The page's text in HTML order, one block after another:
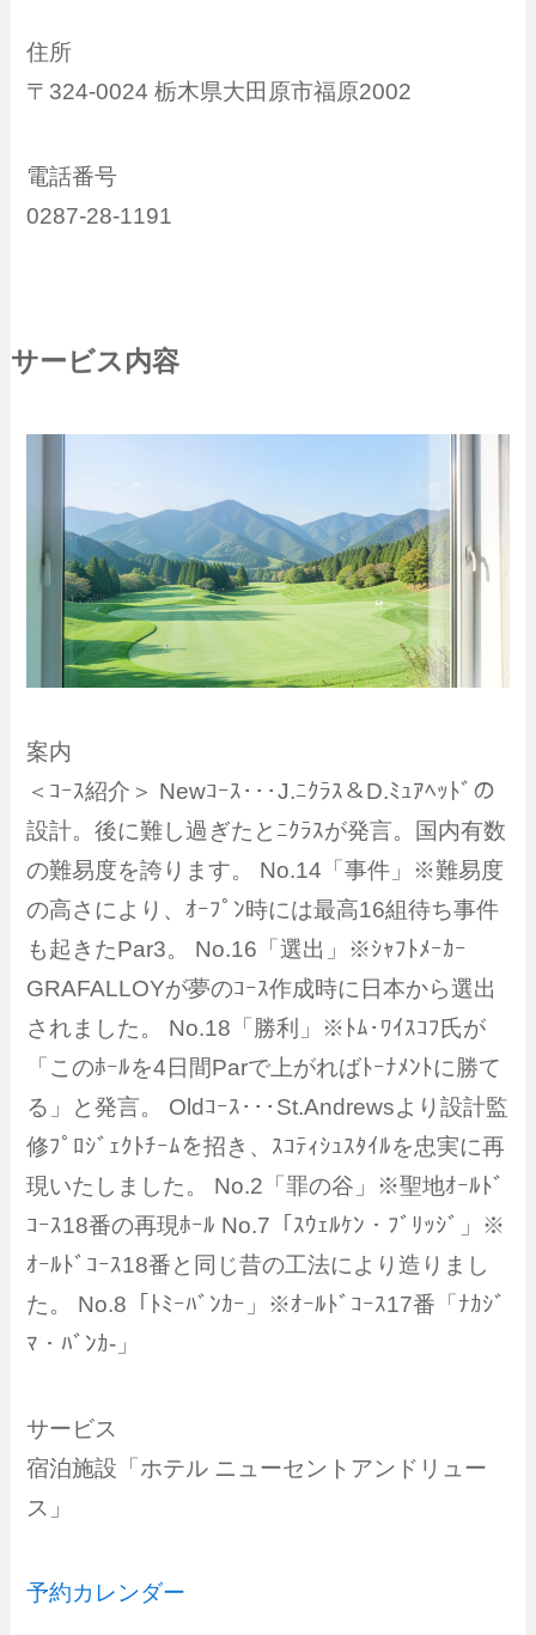
住所
〒324-0024 栃木県大田原市福原2002
電話番号
0287-28-1191
サービス内容
案内
＜ｺｰｽ紹介＞ Newｺｰｽ･･･J.ﾆｸﾗｽ＆D.ﾐｭｱﾍｯﾄﾞの
設計。後に難し過ぎたとﾆｸﾗｽが発言。国内有数
の難易度を誇ります。 No.14「事件」※難易度
の高さにより、ｵｰﾌﾟﾝ時には最高16組待ち事件
も起きたPar3。 No.16「選出」※ｼｬﾌﾄﾒｰｶｰ
GRAFALLOYが夢のｺｰｽ作成時に日本から選出
されました。 No.18「勝利」※ﾄﾑ･ﾜｲｽｺﾌ氏が
「このﾎｰﾙを4日間Parで上がればﾄｰﾅﾒﾝﾄに勝て
る」と発言。 Oldｺｰｽ･･･St.Andrewsより設計監
修ﾌﾟﾛｼﾞｪｸﾄﾁｰﾑを招き、ｽｺﾃｨｼｭｽﾀｲﾙを忠実に再
現いたしました。 No.2「罪の谷」※聖地ｵｰﾙﾄﾞ
ｺｰｽ18番の再現ﾎｰﾙ No.7「ｽｳｪﾙｹﾝ・ﾌﾞﾘｯｼﾞ」※
ｵｰﾙﾄﾞｺｰｽ18番と同じ昔の工法により造りまし
た。 No.8「ﾄﾐｰﾊﾞﾝｶｰ」※ｵｰﾙﾄﾞｺｰｽ17番「ﾅｶｼﾞ
ﾏ・ﾊﾞﾝｶ-」
サービス
宿泊施設「ホテル ニューセントアンドリュー
ス」
予約カレンダー